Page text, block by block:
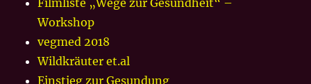
Workshop
vegmed 2018
Wildkräuter et.al
Einstieg zur Gesundung